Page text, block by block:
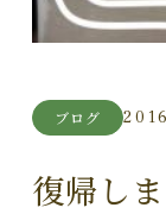
ブログ
復帰し